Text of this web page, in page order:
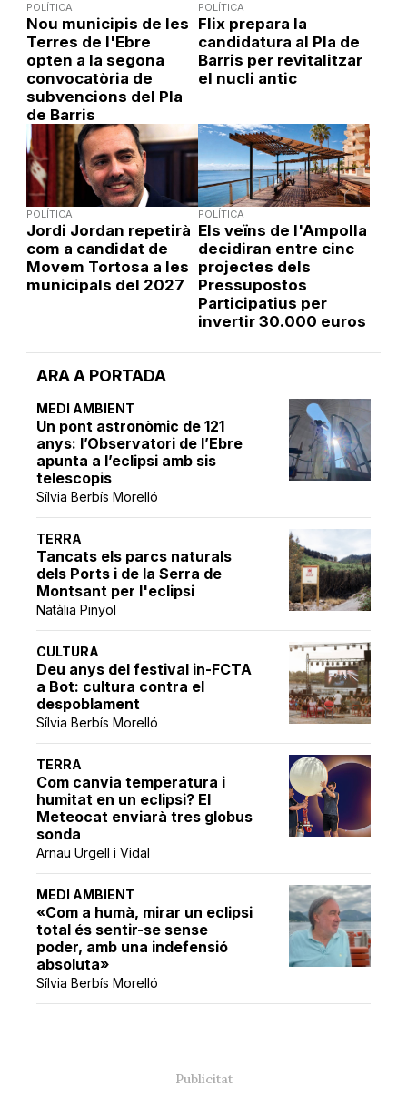
ARA A PORTADA
MEDI AMBIENT
Un pont astronòmic de 121
anys: l’Observatori de l’Ebre
apunta a l’eclipsi amb sis
telescopis
Sílvia Berbís Morelló
TERRA
Tancats els parcs naturals
dels Ports i de la Serra de
Montsant per l'eclipsi
Natàlia Pinyol
CULTURA
Deu anys del festival in-FCTA
a Bot: cultura contra el
despoblament
Sílvia Berbís Morelló
TERRA
Com canvia temperatura i
humitat en un eclipsi? El
Meteocat enviarà tres globus
sonda
Arnau Urgell i Vidal
MEDI AMBIENT
«Com a humà, mirar un eclipsi
total és sentir-se sense
poder, amb una indefensió
absoluta»
Sílvia Berbís Morelló
POLÍTICA
Nou municipis de les
Terres de l'Ebre
opten a la segona
convocatòria de
subvencions del Pla
de Barris
POLÍTICA
Flix prepara la
candidatura al Pla de
Barris per revitalitzar
el nucli antic
POLÍTICA
Jordi Jordan repetirà
com a candidat de
Movem Tortosa a les
municipals del 2027
POLÍTICA
Els veïns de l'Ampolla
decidiran entre cinc
projectes dels
Pressupostos
Participatius per
invertir 30.000 euros